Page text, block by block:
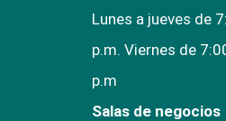
Lunes a jueves de
p.m. Viernes de
p.m
Salas de negocios